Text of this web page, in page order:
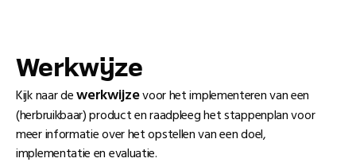
Werkwĳze
Kijk naar dewerkwijzevoor het implementeren van een
(herbruikbaar) product en raadpleeg het stappenplan voor
meer informatie over het opstellen van een doel,
implementatie en evaluatie.